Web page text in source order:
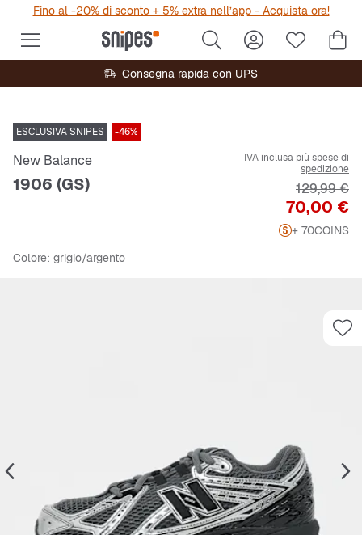
Fino al -20% di sconto + 5% extra nell’app - Acquista ora!
Consegna rapida con UPS
ESCLUSIVA SNIPES -46%
New Balance
1906 (GS)
IVA inclusa più spese di
spedizione
Prezzo
70,00 €
Prezzo
129,99 €
+ 70COINS
Colore: grigio/argento